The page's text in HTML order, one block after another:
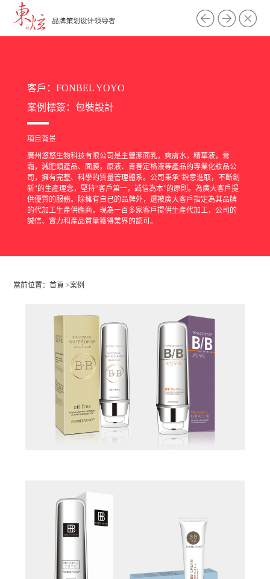
客戶：FONBEL YOYO
案例標簽： 包裝設計
項目背景
廣州悠悠生物科技有限公司是主營潔面乳，爽膚水，精華液，膏
霜，減肥類產品、面膜，原液、青春定格液等產品的專業化妝品公
司，擁有完整、科學的質量管理體系。公司秉承"銳意進取，不斷創
新"的生產理念，堅持“客戶第一，誠信為本”的原則。為廣大客戶提
供優質的服務。除擁有自己的品牌外，還被廣大客戶指定為其品牌
的代加工生產供應商，現為一百多家客戶提供生產代加工，公司的
誠信、實力和產品質量獲得業界的認可。
當前位置：首頁 >案例